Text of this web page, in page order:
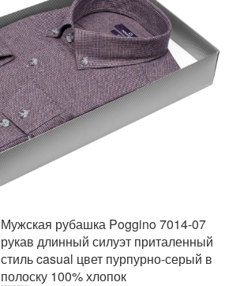
Мужская рубашка Poggino 7014-07
рукав длинный силуэт приталенный
стиль casual цвет пурпурно-серый в
полоску 100% хлопок